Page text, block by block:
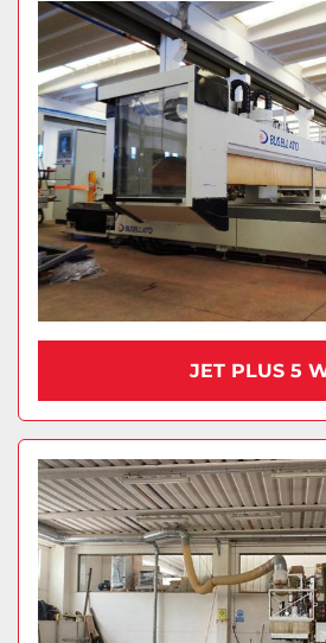
JET PLUS 5